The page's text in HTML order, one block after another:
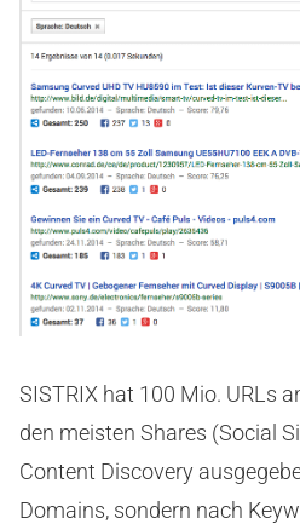
SISTRIX hat 100 Mio. URLs
den meisten Shares (Social
Content Discovery
Domains, sondern nach